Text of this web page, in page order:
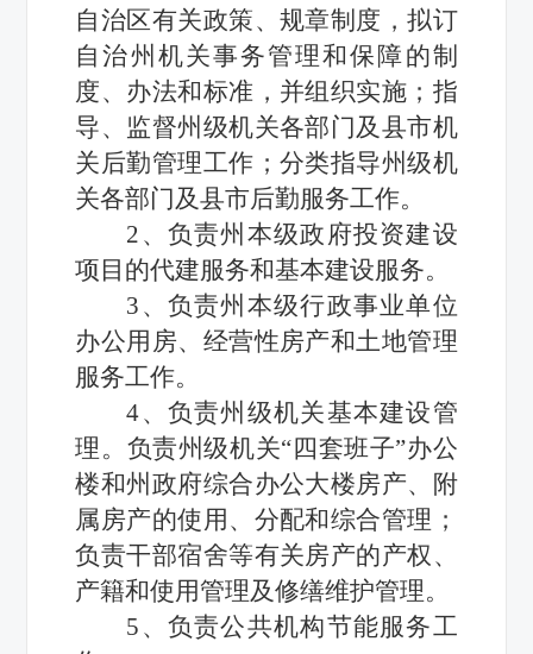
自治区有关政策、规章制度，拟订
自治州机关事务管理和保障的制
度、办法和标准，并组织实施；指
导、监督州级机关各部门及县市机
关后勤管理工作；分类指导州级机
关各部门及县市后勤服务工作。
2、负责州本级政府投资建设
项目的代建服务和基本建设服务。
3、负责州本级行政事业单位
办公用房、经营性房产和土地管理
服务工作。
4、负责州级机关基本建设管
理。负责州级机关“四套班子”办公
楼和州政府综合办公大楼房产、附
属房产的使用、分配和综合管理；
负责干部宿舍等有关房产的产权、
产籍和使用管理及修缮维护管理。
5、负责公共机构节能服务工